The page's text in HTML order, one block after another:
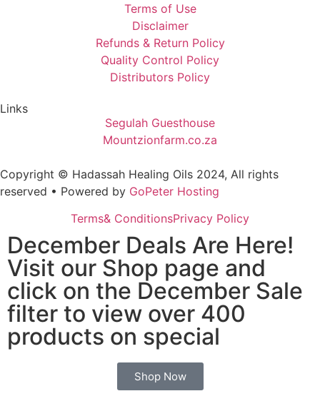
Terms of Use
Disclaimer
Refunds & Return Policy
Quality Control Policy
Distributors Policy
Links
Segulah Guesthouse
Mountzionfarm.co.za
Copyright © Hadassah Healing Oils 2024, All rights
reserved • Powered by GoPeter Hosting
Terms& ConditionsPrivacy Policy
December Deals Are Here!
Visit our Shop page and
click on the December Sale
filter to view over 400
products on special
Shop Now